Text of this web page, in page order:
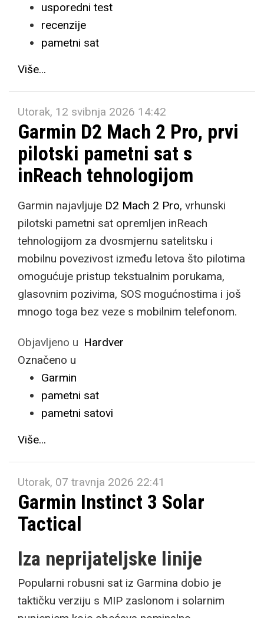
usporedni test
recenzije
pametni sat
Više...
Utorak, 12 svibnja 2026 14:42
Garmin D2 Mach 2 Pro, prvi
pilotski pametni sat s
inReach tehnologijom
Garmin najavljuje D2 Mach 2 Pro, vrhunski
pilotski pametni sat opremljen inReach
tehnologijom za dvosmjernu satelitsku i
mobilnu povezivost između letova što pilotima
omogućuje pristup tekstualnim porukama,
glasovnim pozivima, SOS mogućnostima i još
mnogo toga bez veze s mobilnim telefonom.
Objavljeno u Hardver
Označeno u
Garmin
pametni sat
pametni satovi
Više...
Utorak, 07 travnja 2026 22:41
Garmin Instinct 3 Solar
Tactical
Iza neprijateljske linije
Popularni robusni sat iz Garmina dobio je
taktičku verziju s MIP zaslonom i solarnim